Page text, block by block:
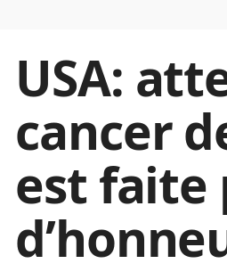
USA:
cancer
est faite